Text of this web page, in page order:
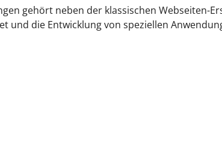
gehört neben der klassischen Webseiten-
und die Entwicklung von speziellen